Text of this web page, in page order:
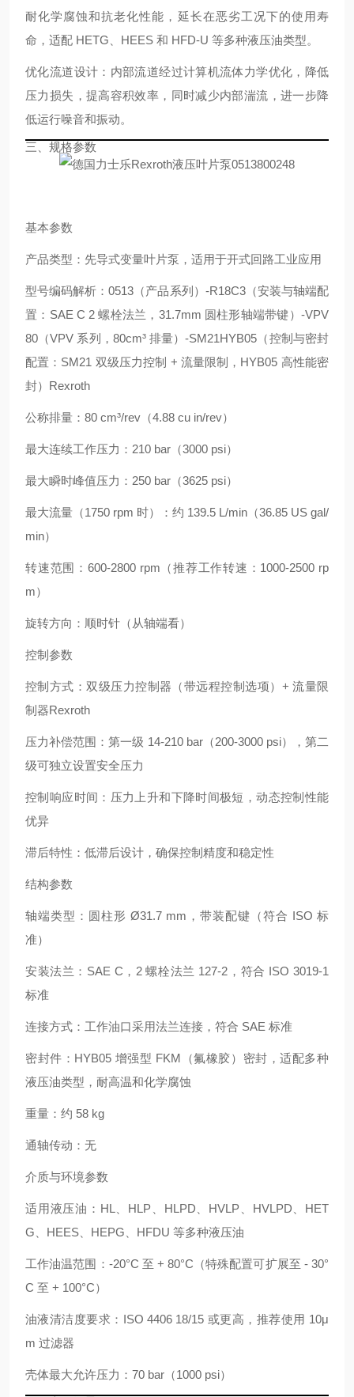
耐化学腐蚀和抗老化性能，延长在恶劣工况下的使用寿
命，适配 HETG、HEES 和 HFD-U 等多种液压油类型。
优化流道设计 ：内部流道经过计算机流体力学优化，降低
压力损失，提高容积效率，同时减少内部湍流，进一步降
低运行噪音和振动。
三、规格参数
基本参数
产品类型：先导式变量叶片泵，适用于开式回路工业应用
型号编码解析：0513（产品系列）-R18C3（安装与轴端配
置：SAE C 2 螺栓法兰，31.7mm 圆柱形轴端带键）-VPV
80（VPV 系列，80cm³ 排量）-SM21HYB05（控制与密封
配置：SM21 双级压力控制 + 流量限制，HYB05 高性能密
封） Rexroth
公称排量：80 cm³/rev（4.88 cu in/rev）
最大连续工作压力：210 bar（3000 psi）
最大瞬时峰值压力：250 bar（3625 psi）
最大流量（1750 rpm 时）：约 139.5 L/min（36.85 US gal/
min）
转速范围：600-2800 rpm（推荐工作转速：1000-2500 rp
m）
旋转方向：顺时针（从轴端看）
控制参数
控制方式：双级压力控制器（带远程控制选项）+ 流量限
制器Rexroth
压力补偿范围：第一级 14-210 bar（200-3000 psi），第二
级可独立设置安全压力
控制响应时间：压力上升和下降时间极短，动态控制性能
优异
滞后特性：低滞后设计，确保控制精度和稳定性
结构参数
轴端类型：圆柱形 Ø31.7 mm，带装配键（符合 ISO 标
准）
安装法兰：SAE C，2 螺栓法兰 127-2，符合 ISO 3019-1
标准
连接方式：工作油口采用法兰连接，符合 SAE 标准
密封件：HYB05 增强型 FKM（氟橡胶）密封，适配多种
液压油类型，耐高温和化学腐蚀
重量：约 58 kg
通轴传动：无
介质与环境参数
适用液压油：HL、HLP、HLPD、HVLP、HVLPD、HET
G、HEES、HEPG、HFDU 等多种液压油
工作油温范围：-20°C 至 + 80°C（特殊配置可扩展至 - 30°
C 至 + 100°C）
油液清洁度要求：ISO 4406 18/15 或更高，推荐使用 10μ
m 过滤器
壳体最大允许压力：70 bar（1000 psi）